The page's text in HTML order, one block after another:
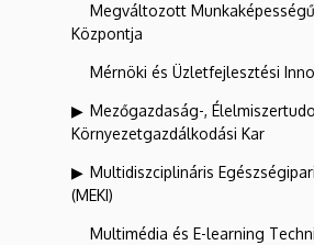
Megváltozott
Központja
Mérnöki és Üzletfejlesztési
Mezőgazdaság-,
Környezetgazdálkodási Kar
Multidiszciplináris
(MEKI)
Multimédia és E-learning